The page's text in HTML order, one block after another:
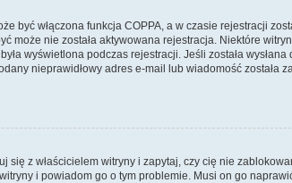
być włączona funkcja COPPA, a w czasie rejestracji
może nie została aktywowana rejestracja. Niektóre
wyświetlona podczas rejestracji. Jeśli została wysłana
nieprawidłowy adres e-mail lub wiadomość została
się z właścicielem witryny i zapytaj, czy cię nie
i powiadom go o tym problemie. Musi on go